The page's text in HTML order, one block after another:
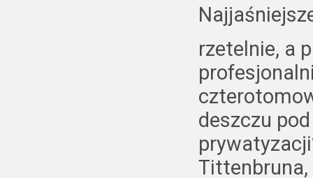
rzetelnie, a
deszczu